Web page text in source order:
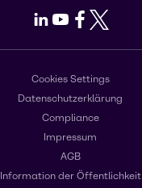
LinkedIn
Youtube
Facebook
X
Cookies Settings
Datenschutzerklärung
Compliance
Impressum
AGB
Information der Öffentlichkeit